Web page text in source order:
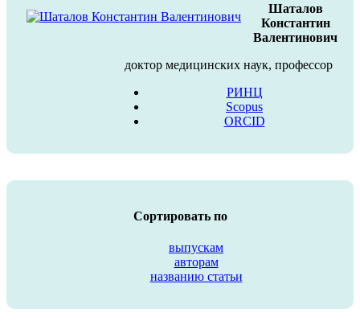
Шаталов
Константин
Валентинович
доктор медицинских наук, профессор
РИНЦ
Scopus
ORCID
Сортировать по
выпускам
авторам
названию статьи